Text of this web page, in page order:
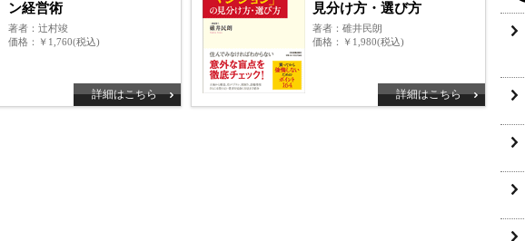
ン経営術
著者
辻村竣
価格
￥1,760(税込)
詳細はこちら
見分け方・選び方
著者
碓井民朗
価格
￥1,980(税込)
詳細はこちら